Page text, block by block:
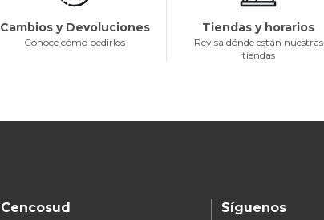
Cambios y Devoluciones
Conoce cómo pedirlos
Tiendas y horarios
Revisa dónde están nuestras
tiendas
Cencosud Síguenos